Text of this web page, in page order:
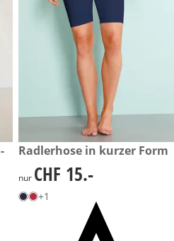
CHF 15.-
Radlerhose in kurzer Form
CHF 15.-
nur CHF 15.-
+1